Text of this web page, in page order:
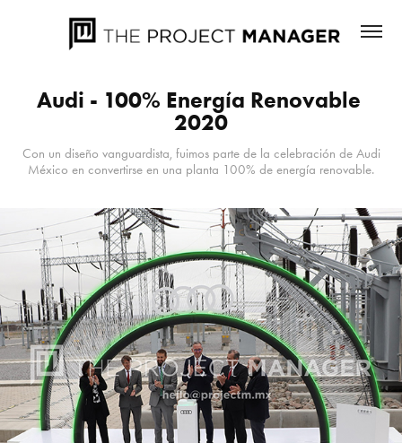
Audi - 100% Energía Renovable
2020
Con un diseño vanguardista, fuimos parte de la celebración de Audi
México en convertirse en una planta 100% de energía renovable.